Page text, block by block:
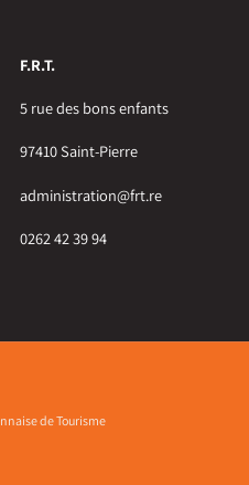
F.R.T.
5 rue des bons enfants
97410 Saint-Pierre
administration@frt.re
0262 42 39 94
de Tourisme